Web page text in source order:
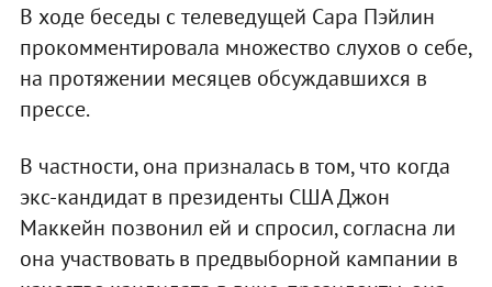
В ходе беседы с телеведущей Сара Пэйлин
прокомментировала множество слухов о себе,
на протяжении месяцев обсуждавшихся в
прессе.
В частности, она призналась в том, что когда
экс-кандидат в президенты США Джон
Маккейн позвонил ей и спросил, согласна ли
она участвовать в предвыборной кампании в